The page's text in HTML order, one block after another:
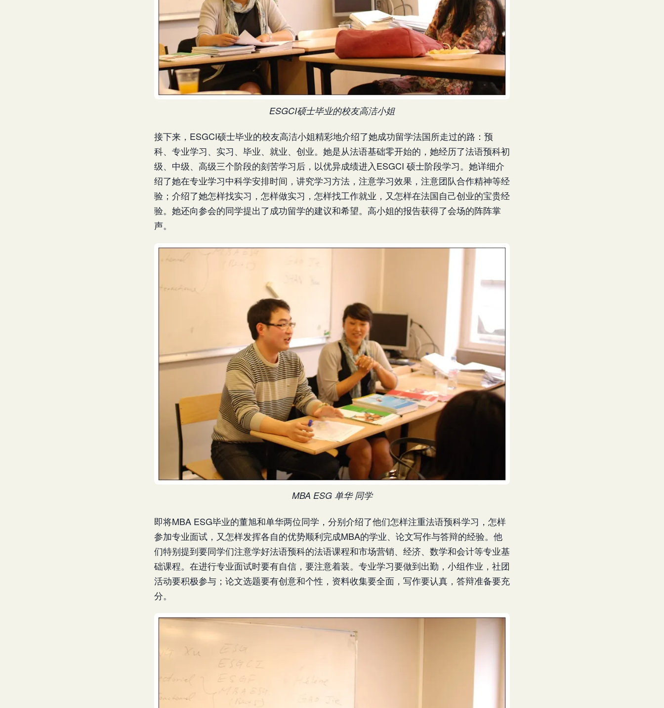
ESGCI硕士毕业的校友高洁小姐
接下来，ESGCI硕士毕业的校友高洁小姐精彩地介绍了她成功留学法国所走过的路：预
科、专业学习、实习、毕业、就业、创业。她是从法语基础零开始的，她经历了法语预科初
级、中级、高级三个阶段的刻苦学习后，以优异成绩进入ESGCI 硕士阶段学习。她详细介
绍了她在专业学习中科学安排时间，讲究学习方法，注意学习效果，注意团队合作精神等经
验；介绍了她怎样找实习，怎样做实习，怎样找工作就业，又怎样在法国自己创业的宝贵经
验。她还向参会的同学提出了成功留学的建议和希望。高小姐的报告获得了会场的阵阵掌
声。
MBA ESG 单华 同学
即将MBA ESG毕业的董旭和单华两位同学，分别介绍了他们怎样注重法语预科学习，怎样
参加专业面试，又怎样发挥各自的优势顺利完成MBA的学业、论文写作与答辩的经验。他
们特别提到要同学们注意学好法语预科的法语课程和市场营销、经济、数学和会计等专业基
础课程。在进行专业面试时要有自信，要注意着装。专业学习要做到出勤，小组作业，社团
活动要积极参与；论文选题要有创意和个性，资料收集要全面，写作要认真，答辩准备要充
分。